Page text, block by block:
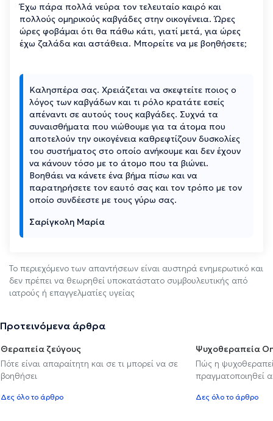
Έχω πάρα πολλά νεύρα τον τελευταίο καιρό και
πολλούς ομηρικούς καβγάδες στην οικογένεια. Ώρες
ώρες φοβάμαι ότι θα πάθω κάτι, γιατί μετά, για ώρες
έχω ζαλάδα και αστάθεια. Μπορείτε να με βοηθήσετε;
Καλησπέρα σας. Χρειάζεται να σκεφτείτε ποιος ο
λόγος των καβγάδων και τι ρόλο κρατάτε εσείς
απέναντι σε αυτούς τους καβγάδες. Συχνά τα
συναισθήματα που νιώθουμε για τα άτομα που
αποτελούν την οικογένεια καθρεφτίζουν δυσκολίες
του συστήματος στο οποίο ανήκουμε και δεν έχουν
να κάνουν τόσο με το άτομο που τα βιώνει.
Βοηθάει να κάνετε ένα βήμα πίσω και να
παρατηρήσετε τον εαυτό σας και τον τρόπο με τον
οποίο συνδέεστε με τους γύρω σας.
Σαρίγκολη Μαρία
Το περιεχόμενο των απαντήσεων είναι αυστηρά ενημερωτικό και
δεν πρέπει να θεωρηθεί υποκατάστατο συμβουλευτικής από
ιατρούς ή επαγγελματίες υγείας
Προτεινόμενα άρθρα
Θεραπεία ζεύγους
Πότε είναι απαραίτητη και σε τι μπορεί να σε
βοηθήσει
Δες όλο το άρθρο
Ψυχοθεραπεία
Πώς η
πραγματοποιηθεί
Δες όλο το άρθρο